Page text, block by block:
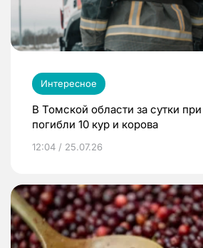
Интересное
В Томской области за сутки
погибли 10 кур и корова
12:04 / 25.07.26